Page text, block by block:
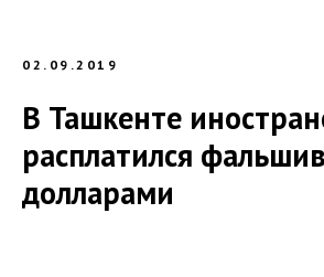
02.09.2019
В Ташкенте
расплатился
долларами